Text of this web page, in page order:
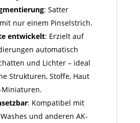
: Satter
nur einem Pinselstrich.
entwickelt: Erzielt auf
automatisch
und Lichter – ideal
Strukturen, Stoffe, Haut
Miniaturen.
: Kompatibel mit
und anderen AK-